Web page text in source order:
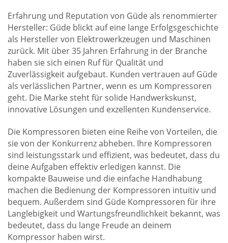
Erfahrung und Reputation von Güde als renommierter
Hersteller: Güde blickt auf eine lange Erfolgsgeschichte
als Hersteller von Elektrowerkzeugen und Maschinen
zurück. Mit über 35 Jahren Erfahrung in der Branche
haben sie sich einen Ruf für Qualität und
Zuverlässigkeit aufgebaut. Kunden vertrauen auf Güde
als verlässlichen Partner, wenn es um Kompressoren
geht. Die Marke steht für solide Handwerkskunst,
innovative Lösungen und exzellenten Kundenservice.
Die Kompressoren bieten eine Reihe von Vorteilen, die
sie von der Konkurrenz abheben. Ihre Kompressoren
sind leistungsstark und effizient, was bedeutet, dass du
deine Aufgaben effektiv erledigen kannst. Die
kompakte Bauweise und die einfache Handhabung
machen die Bedienung der Kompressoren intuitiv und
bequem. Außerdem sind Güde Kompressoren für ihre
Langlebigkeit und Wartungsfreundlichkeit bekannt, was
bedeutet, dass du lange Freude an deinem
Kompressor haben wirst.